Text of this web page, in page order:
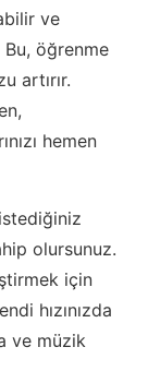
ve
Bu, öğrenme
artırır.
hemen
olursunuz.
için
hızınızda
ve müzik